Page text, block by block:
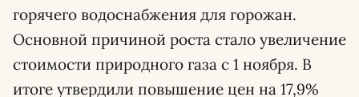
горячего водоснабжения для горожан.
Основной причиной роста стало увеличение
стоимости природного газа с 1 ноября. В
итоге утвердили повышение цен на 17,9%